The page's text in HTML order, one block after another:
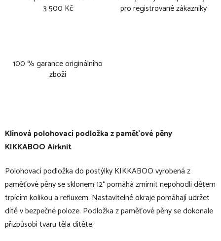
3 500 Kč
pro registrované zákazníky
100 % garance originálního
zboží
Klínová polohovací podložka z paměťové pěny
KIKKABOO Airknit
Polohovací podložka do postýlky KIKKABOO vyrobená z
paměťové pěny se sklonem 12° pomáhá zmírnit nepohodlí dětem
trpícím kolikou a refluxem. Nastavitelné okraje pomáhají udržet
dítě v bezpečné poloze. Podložka z paměťové pěny se dokonale
přizpůsobí tvaru těla dítěte.